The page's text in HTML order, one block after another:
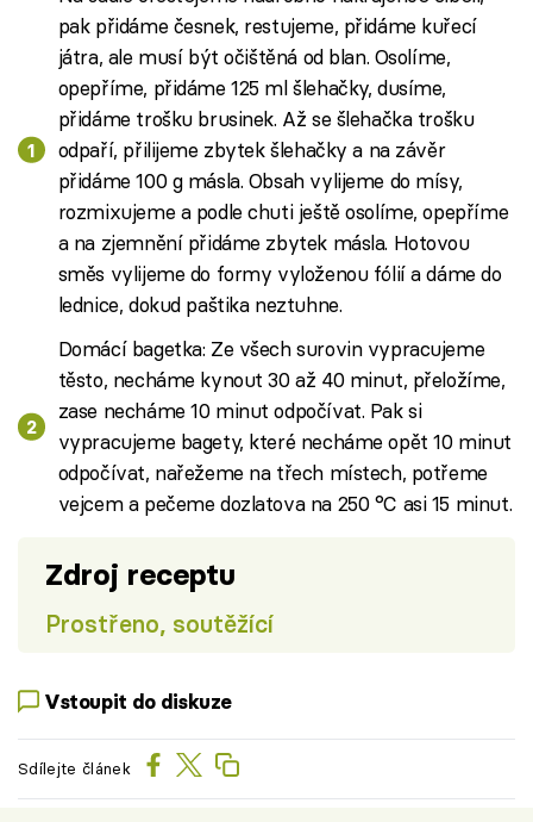
pak přidáme česnek, restujeme, přidáme kuřecí
játra, ale musí být očištěná od blan. Osolíme,
opepříme, přidáme 125 ml šlehačky, dusíme,
přidáme trošku brusinek. Až se šlehačka trošku
odpaří, přilijeme zbytek šlehačky a na závěr
přidáme 100 g másla. Obsah vylijeme do mísy,
rozmixujeme a podle chuti ještě osolíme, opepříme
a na zjemnění přidáme zbytek másla. Hotovou
směs vylijeme do formy vyloženou fólií a dáme do
lednice, dokud paštika neztuhne.
Domácí bagetka: Ze všech surovin vypracujeme
těsto, necháme kynout 30 až 40 minut, přeložíme,
zase necháme 10 minut odpočívat. Pak si
vypracujeme bagety, které necháme opět 10 minut
odpočívat, nařežeme na třech místech, potřeme
vejcem a pečeme dozlatova na 250 °C asi 15 minut.
Zdroj receptu
Prostřeno, soutěžící
Vstoupit do diskuze
Sdílejte článek